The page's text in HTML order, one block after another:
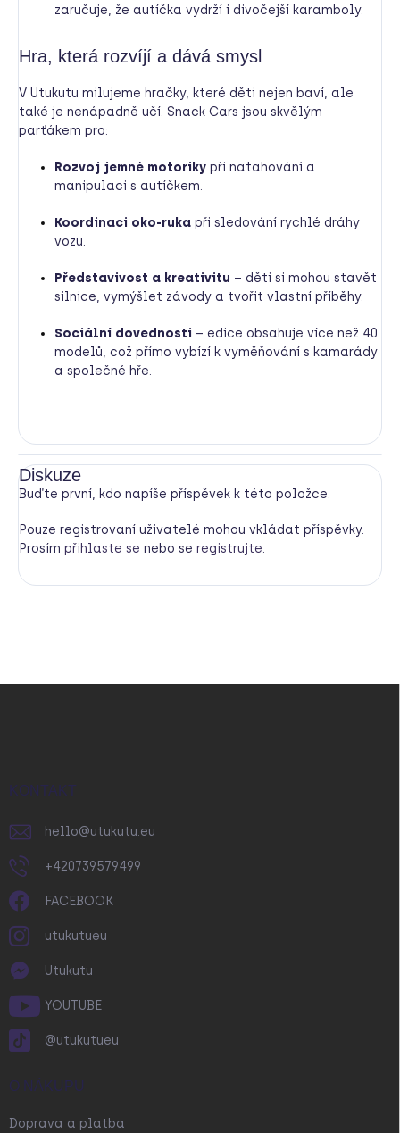
zaručuje, že autíčka vydrží i divočejší karamboly.
Hra, která rozvíjí a dává smysl
V Utukutu milujeme hračky, které děti nejen baví, ale
také je nenápadně učí. Snack Cars jsou skvělým
parťákem pro:
Rozvoj jemné motoriky při natahování a
manipulaci s autíčkem.
Koordinaci oko-ruka při sledování rychlé dráhy
vozu.
Představivost a kreativitu – děti si mohou stavět
silnice, vymýšlet závody a tvořit vlastní příběhy.
Sociální dovednosti – edice obsahuje více než 40
modelů, což přímo vybízí k vyměňování s kamarády
a společné hře.
Diskuze
Buďte první, kdo napíše příspěvek k této položce.
Pouze registrovaní uživatelé mohou vkládat příspěvky.
Prosím přihlaste se nebo se registrujte.
KONTAKT
hello@utukutu.eu
+420739579499
FACEBOOK
utukutueu
Utukutu
YOUTUBE
@utukutueu
O NÁKUPU
Doprava a platba